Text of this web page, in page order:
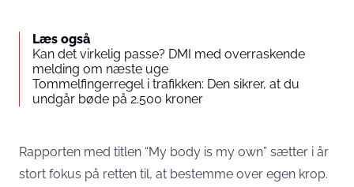
Læs også
Kan det virkelig passe? DMI med overraskende
melding om næste uge
Tommelfingerregel i trafikken: Den sikrer, at du
undgår bøde på 2.500 kroner
Rapporten med titlen “My body is my own” sætter i år
stort fokus på retten til, at bestemme over egen krop.